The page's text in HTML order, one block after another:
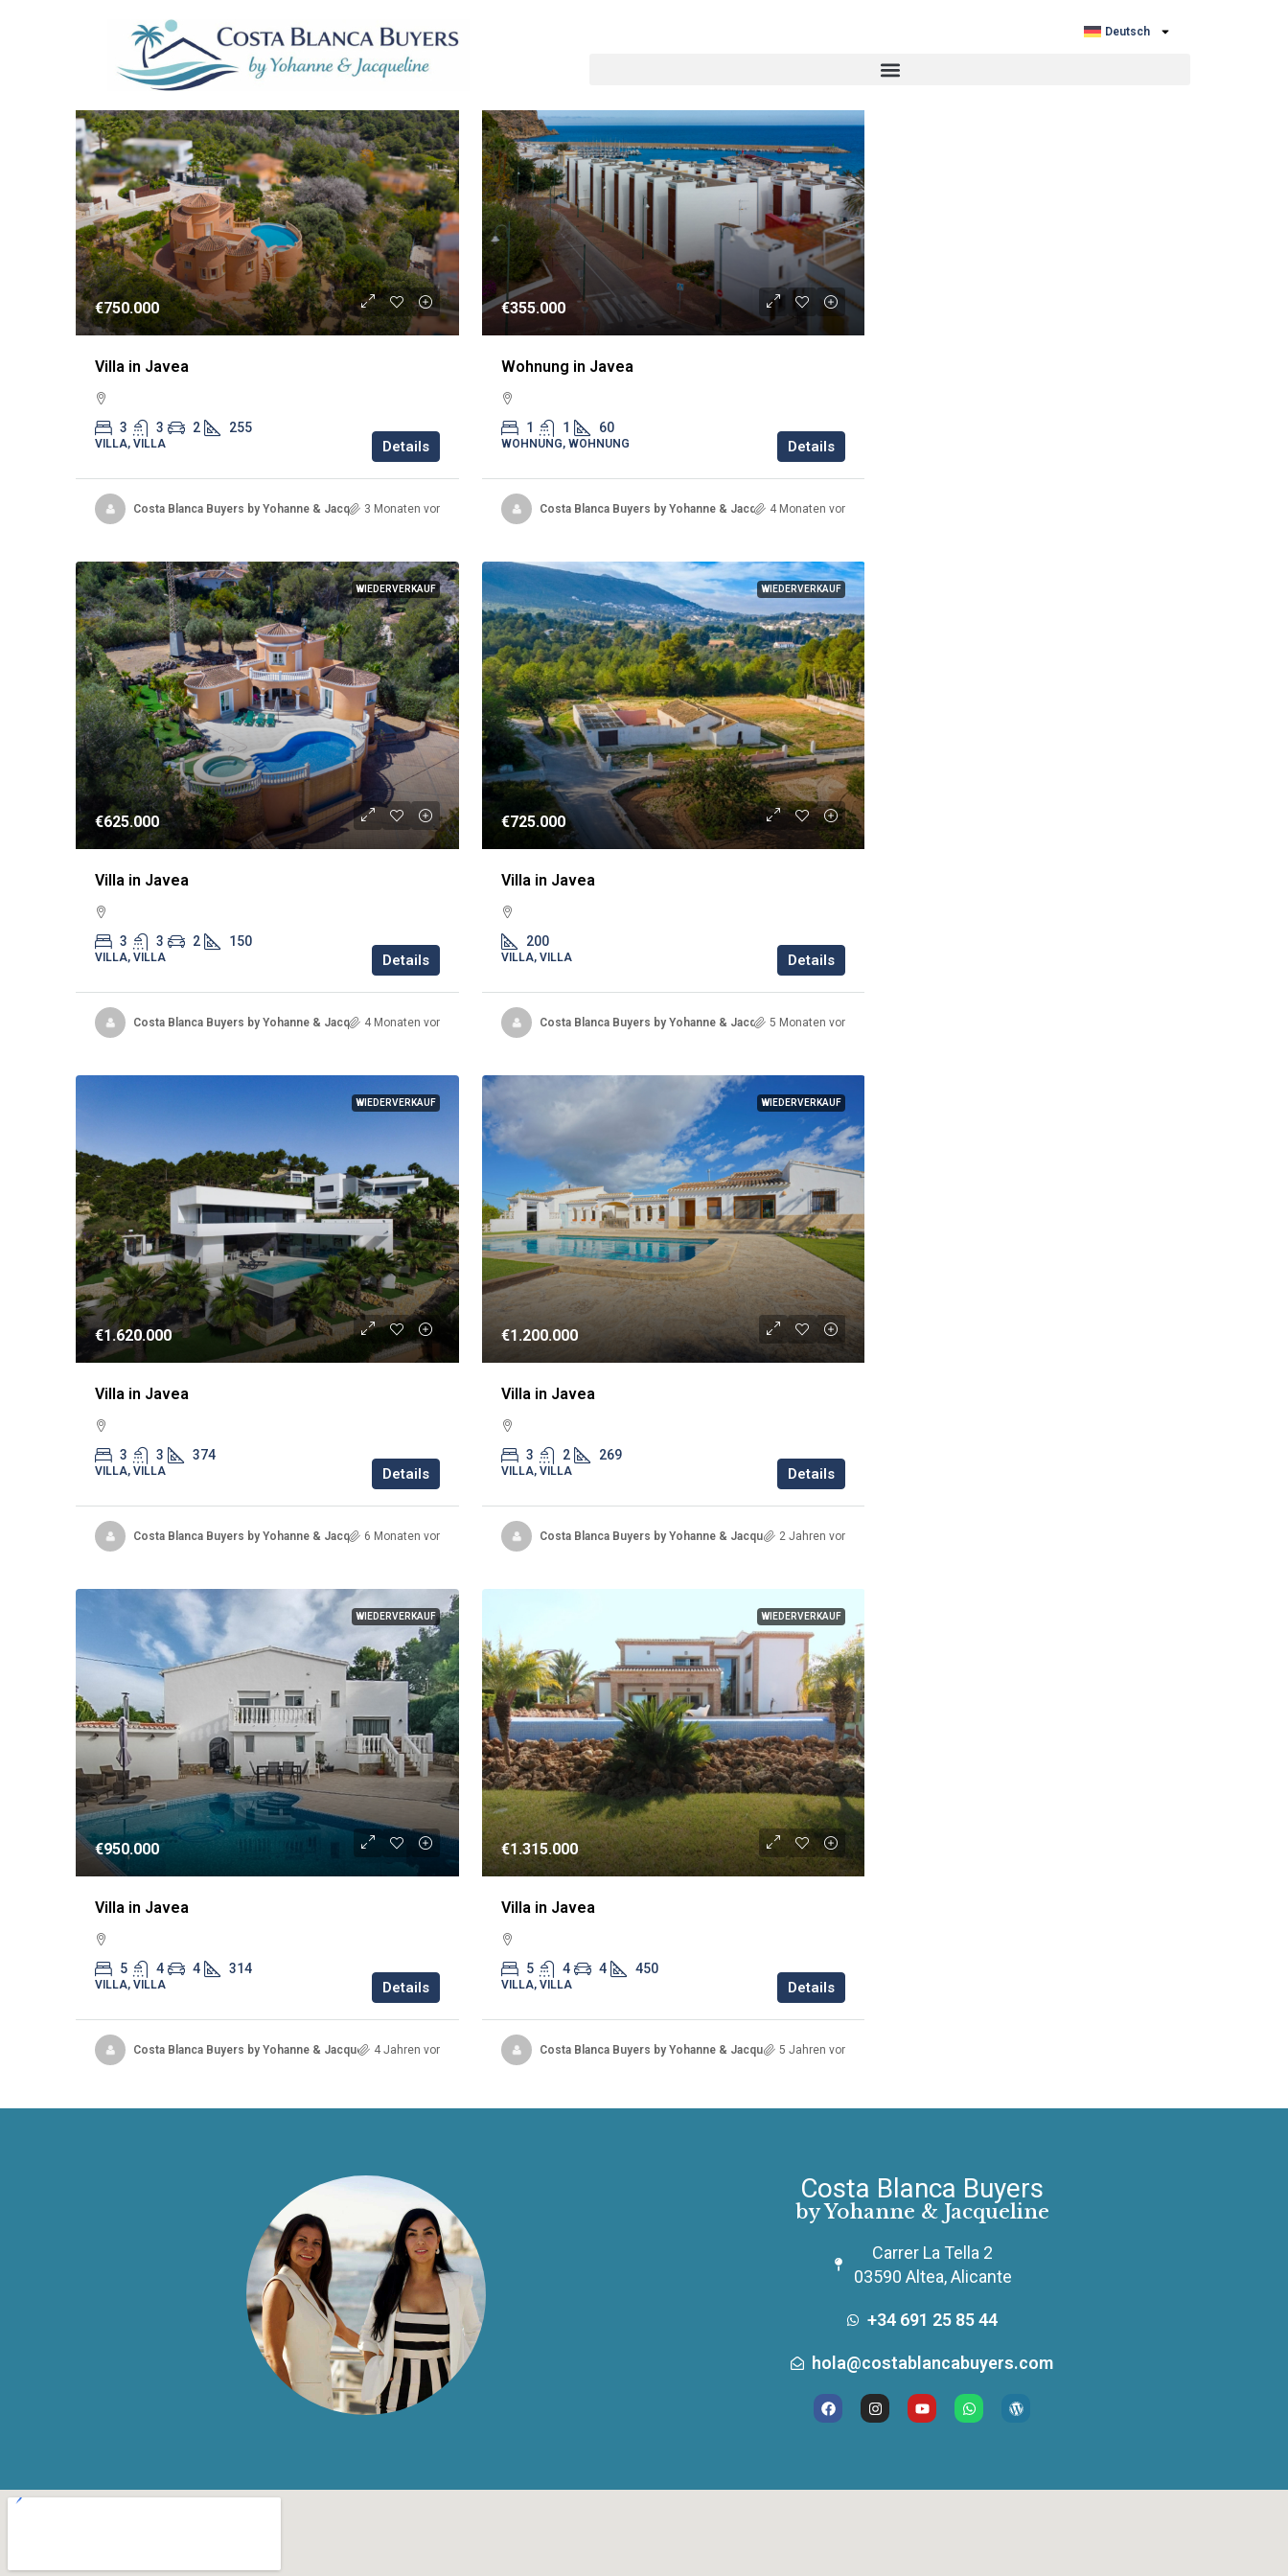
Deutsch
8 Properties
WIEDERVERKAUF
€750.000
Villa in Javea
3 3 2 255
VILLA, VILLA Details
Costa Blanca Buyers by Yohanne & Jacqueline3 Monaten vor
€355.000
Wohnung in Javea
1 1 60
WOHNUNG, WOHNUNG Details
Costa Blanca Buyers by Yohanne & Jacqueline4 Monaten vor
WIEDERVERKAUF
€625.000
Villa in Javea
3 3 2 150
VILLA, VILLA Details
Costa Blanca Buyers by Yohanne & Jacqueline4 Monaten vor
WIEDERVERKAUF
€725.000
Villa in Javea
200
VILLA, VILLA Details
Costa Blanca Buyers by Yohanne & Jacqueline5 Monaten vor
WIEDERVERKAUF
€1.620.000
Villa in Javea
3 3 374
VILLA, VILLA Details
Costa Blanca Buyers by Yohanne & Jacqueline6 Monaten vor
WIEDERVERKAUF
€1.200.000
Villa in Javea
3 2 269
VILLA, VILLA Details
Costa Blanca Buyers by Yohanne & Jacqueline2 Jahren vor
WIEDERVERKAUF
€950.000
Villa in Javea
5 4 4 314
VILLA, VILLA Details
Costa Blanca Buyers by Yohanne & Jacqueline4 Jahren vor
WIEDERVERKAUF
€1.315.000
Villa in Javea
5 4 4 450
VILLA, VILLA Details
Costa Blanca Buyers by Yohanne & Jacqueline5 Jahren vor
Costa Blanca Buyers
by Yohanne & Jacqueline
Carrer La Tella 2
03590 Altea, Alicante
+34 691 25 85 44
hola@costablancabuyers.com